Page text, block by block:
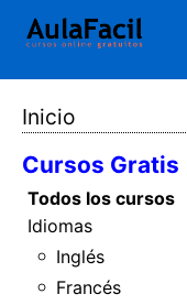
Inicio
Cursos Gratis
Todos los cursos
Idiomas
Inglés
Francés